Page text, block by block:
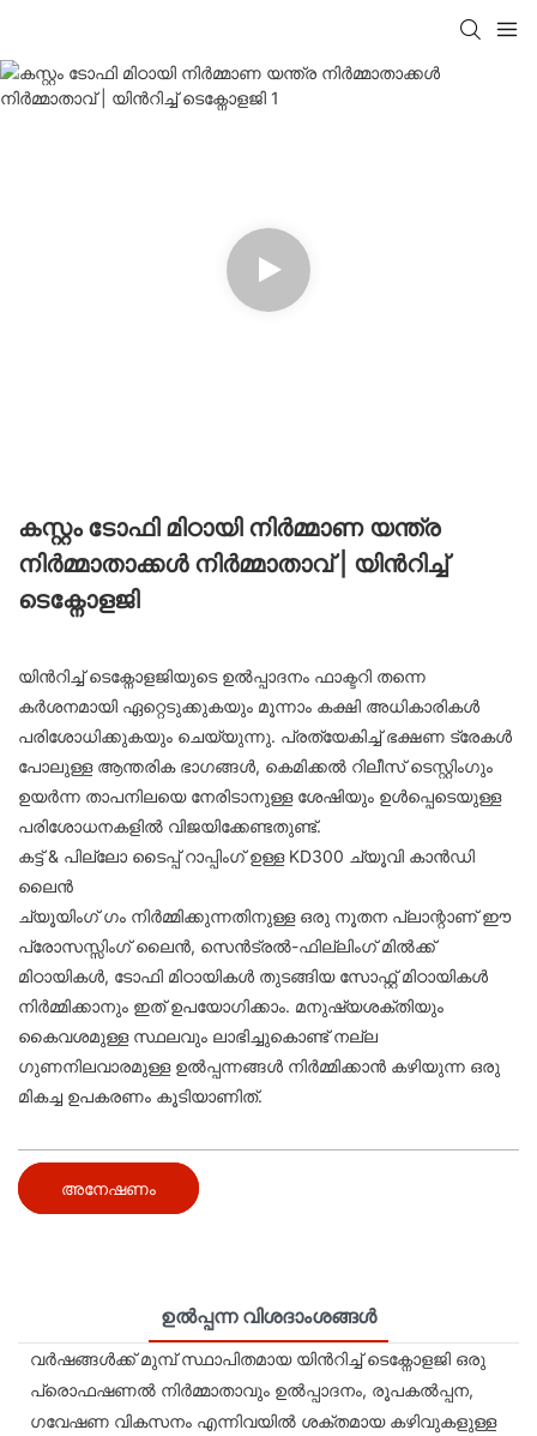
കസ്റ്റം ടോഫി മിഠായി നിർമ്മാണ യന്ത്ര
നിർമ്മാതാക്കൾ നിർമ്മാതാവ് | യിൻറിച്ച്
ടെക്നോളജി
യിൻറിച്ച് ടെക്നോളജിയുടെ ഉൽപ്പാദനം ഫാക്ടറി തന്നെ
കർശനമായി ഏറ്റെടുക്കുകയും മൂന്നാം കക്ഷി അധികാരികൾ
പരിശോധിക്കുകയും ചെയ്യുന്നു. പ്രത്യേകിച്ച് ഭക്ഷണ ട്രേകൾ
പോലുള്ള ആന്തരിക ഭാഗങ്ങൾ, കെമിക്കൽ റിലീസ് ടെസ്റ്റിംഗും
ഉയർന്ന താപനിലയെ നേരിടാനുള്ള ശേഷിയും ഉൾപ്പെടെയുള്ള
പരിശോധനകളിൽ വിജയിക്കേണ്ടതുണ്ട്.
കട്ട് & പില്ലോ ടൈപ്പ് റാപ്പിംഗ് ഉള്ള KD300 ച്യൂവി കാൻഡി
ലൈൻ
ച്യൂയിംഗ് ഗം നിർമ്മിക്കുന്നതിനുള്ള ഒരു നൂതന പ്ലാന്റാണ് ഈ
പ്രോസസ്സിംഗ് ലൈൻ, സെൻട്രൽ-ഫില്ലിംഗ് മിൽക്ക്
മിഠായികൾ, ടോഫി മിഠായികൾ തുടങ്ങിയ സോഫ്റ്റ് മിഠായികൾ
നിർമ്മിക്കാനും ഇത് ഉപയോഗിക്കാം. മനുഷ്യശക്തിയും
കൈവശമുള്ള സ്ഥലവും ലാഭിച്ചുകൊണ്ട് നല്ല
ഗുണനിലവാരമുള്ള ഉൽപ്പന്നങ്ങൾ നിർമ്മിക്കാൻ കഴിയുന്ന ഒരു
മികച്ച ഉപകരണം കൂടിയാണിത്.
അനേഷണം
ഉൽപ്പന്ന വിശദാംശങ്ങൾ
വർഷങ്ങൾക്ക് മുമ്പ് സ്ഥാപിതമായ യിൻറിച്ച് ടെക്നോളജി ഒരു
പ്രൊഫഷണൽ നിർമ്മാതാവും ഉൽപ്പാദനം, രൂപകൽപ്പന,
ഗവേഷണ വികസനം എന്നിവയിൽ ശക്തമായ കഴിവുകളുള്ള